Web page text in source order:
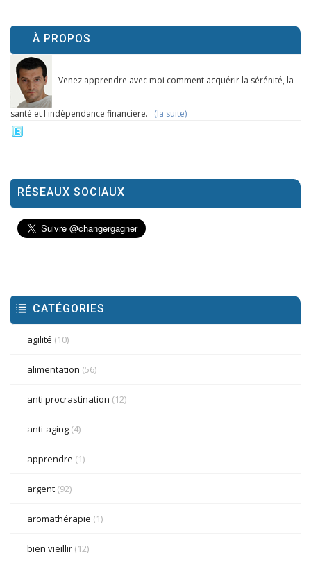
À PROPOS
Venez apprendre avec moi comment acquérir la sérénité, la
santé et l'indépendance financière. (la suite)
RÉSEAUX SOCIAUX
CATÉGORIES
agilité (10)
alimentation (56)
anti procrastination (12)
anti-aging (4)
apprendre (1)
argent (92)
aromathérapie (1)
bien vieillir (12)